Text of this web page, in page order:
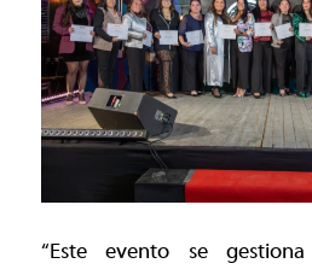
“Este evento se